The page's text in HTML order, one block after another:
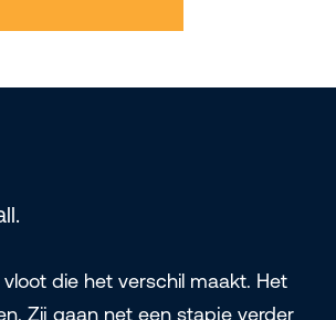
die het verschil maakt. Het
Zij gaan net een stapje verder